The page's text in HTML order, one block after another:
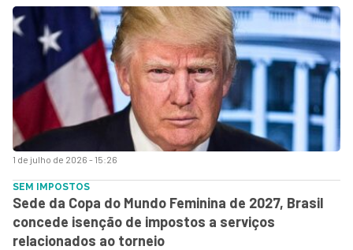
1 de julho de 2026 - 15:26
SEM IMPOSTOS
Sede da Copa do Mundo Feminina de 2027, Brasil
concede isenção de impostos a serviços
relacionados ao torneio